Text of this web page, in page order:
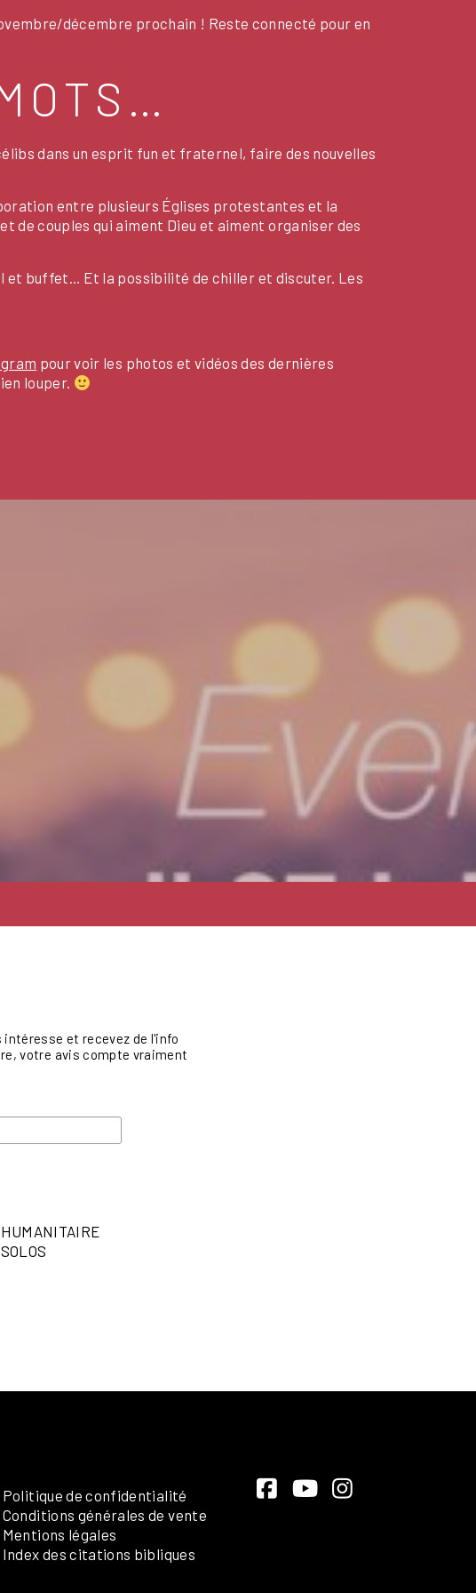
décembre prochain ! Reste connecté pour en
dans un esprit fun et fraternel, faire des nouvelles
entre plusieurs Églises protestantes et la
de couples qui aiment Dieu et aiment organiser des
et buffet… Et la possibilité de chiller et discuter. Les
pour voir les photos et vidéos des dernières
louper.
et recevez de l'info
votre avis compte vraiment
Politique de confidentialité
Conditions générales de vente
Mentions légales
Index des citations bibliques